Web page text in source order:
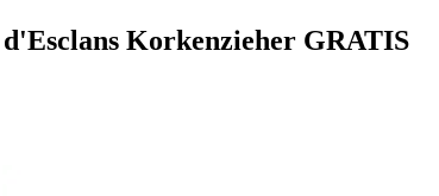
Korkenzieher GRATIS